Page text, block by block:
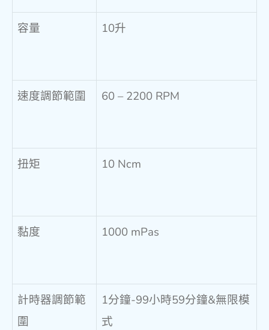
容量 10升
速度調節範圍 60 – 2200 RPM
扭矩 10 Ncm
黏度 1000 mPas
計時器調節範
圍
1分鐘-99小時59分鐘&無限模
式